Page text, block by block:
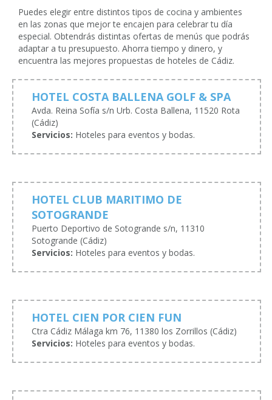
Puedes elegir entre distintos tipos de cocina y ambientes
en las zonas que mejor te encajen para celebrar tu día
especial. Obtendrás distintas ofertas de menús que podrás
adaptar a tu presupuesto. Ahorra tiempo y dinero, y
encuentra las mejores propuestas de hoteles de Cádiz.
HOTEL COSTA BALLENA GOLF & SPA
Avda. Reina Sofía s/n Urb. Costa Ballena, 11520 Rota
(Cádiz)
Servicios: Hoteles para eventos y bodas.
HOTEL CLUB MARITIMO DE
SOTOGRANDE
Puerto Deportivo de Sotogrande s/n, 11310
Sotogrande (Cádiz)
Servicios: Hoteles para eventos y bodas.
HOTEL CIEN POR CIEN FUN
Ctra Cádiz Málaga km 76, 11380 los Zorrillos (Cádiz)
Servicios: Hoteles para eventos y bodas.